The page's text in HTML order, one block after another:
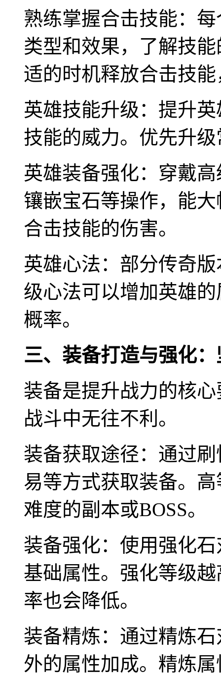
熟练掌握合击技能：
类型和效果，了解技
适的时机释放合击技
英雄技能升级：提升
技能的威力。优先升
英雄装备强化：穿戴
镶嵌宝石等操作，能
合击技能的伤害。
英雄心法：部分传奇
级心法可以增加英雄
概率。
三、装备打造与强化
装备是提升战力的核
战斗中无往不利。
装备获取途径：通过
易等方式获取装备。
难度的副本或BOSS。
装备强化：使用强化
基础属性。强化等级
率也会降低。
装备精炼：通过精炼
外的属性加成。精炼